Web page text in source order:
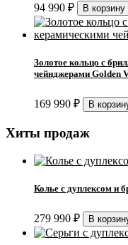
94 990 ₽
Золотое кольцо с
чейнджерами Golden
169 990 ₽
Хиты продаж
Колье с дуплексом и
279 990 ₽